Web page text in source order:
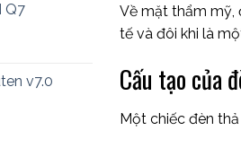
Q7
v7.0
Về mặt thẩm mỹ,
tế và đôi khi là
Cấu tạo của
Một chiếc đèn